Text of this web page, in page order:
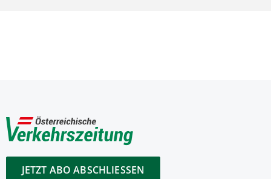
JETZT ABO ABSCHLIESSEN